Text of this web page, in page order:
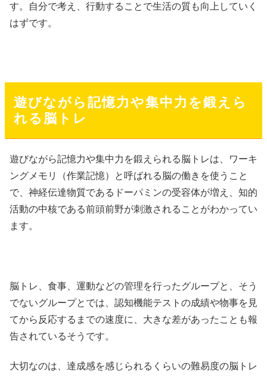
す。自分で考え、行動することで生活の質も向上していく
はずです。
遊びながら記憶力や集中力を鍛えら
れる脳トレ
遊びながら記憶力や集中力を鍛えられる脳トレは、ワーキ
ングメモリ（作業記憶）と呼ばれる脳の働きを使うこと
で、神経伝達物質であるドーパミンの受容体が増え、知的
活動の中核である前頭前野が刺激されることがわかってい
ます。
脳トレ、食事、運動などの管理を行ったグループと、そう
でないグループとでは、認知機能テストの成績や物事を見
てから反応するまでの速度に、大きな差があったことも報
告されているそうです。
大切なのは、達成感を感じられるくらいの難易度の脳トレ